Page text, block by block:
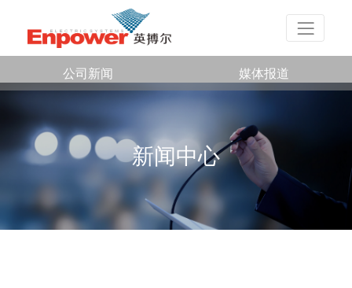
公司新闻 媒体报道
新闻中心